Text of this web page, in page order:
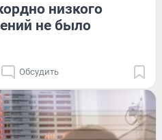
низкого
не было
Обсудить